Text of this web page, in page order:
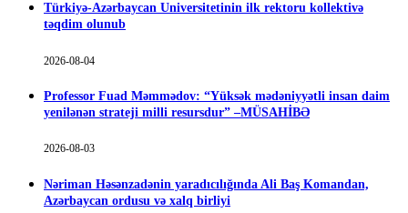
Türkiyə-Azərbaycan Universitetinin ilk rektoru kollektivə
təqdim olunub
2026-08-04
Professor Fuad Məmmədov: “Yüksək mədəniyyətli insan daim
yenilənən strateji milli resursdur” –MÜSAHİBƏ
2026-08-03
Nəriman Həsənzadənin yaradıcılığında Ali Baş Komandan,
Azərbaycan ordusu və xalq birliyi